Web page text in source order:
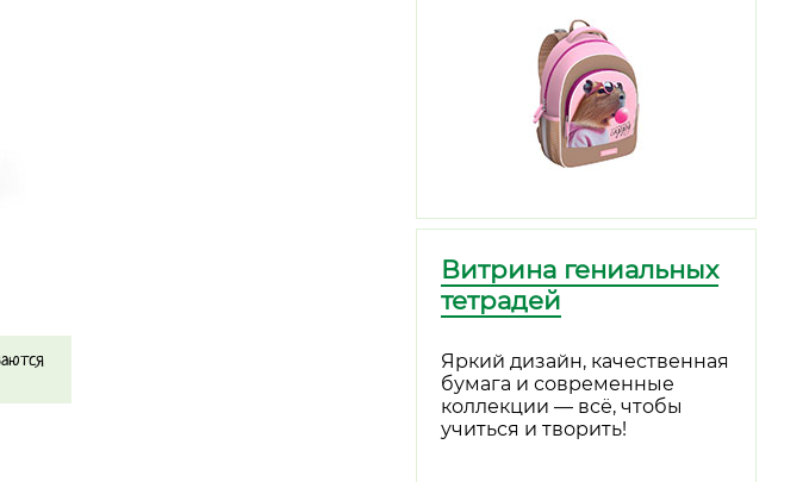
Витрина гениальных
тетрадей
Яркий дизайн, качественная
бумага и современные
коллекции — всё, чтобы
учиться и творить!